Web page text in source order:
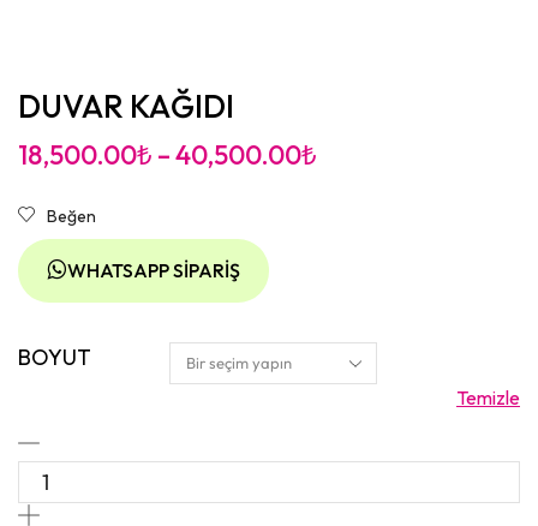
DUVAR KAĞIDI
18,500.00₺ –40,500.00₺
Beğen
WHATSAPP SIPARIŞ
BOYUT
Temizle